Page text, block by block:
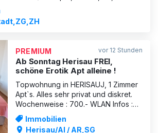
www.villa166.ch 8003
attention
PREMIUM vor 12 Stunden
Ab Sonntag Herisau FREI,
schöne Erotik Apt alleine !
Topwohnung in HERISAUJ, 1 Zimmer
Apt`s. Alles sehr privat und diskret.
Wochenweise : 700.- WLAN Infos :
079 787 53 74
Immobilien
Herisau/AI / AR,SG